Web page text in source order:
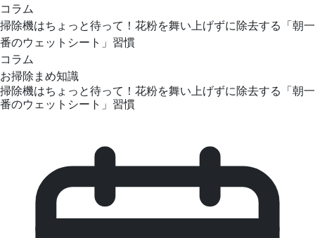
コラム
掃除機はちょっと待って！花粉を舞い上げずに除去する「朝一
番のウェットシート」習慣
コラム
お掃除まめ知識
掃除機はちょっと待って！花粉を舞い上げずに除去する「朝一
番のウェットシート」習慣